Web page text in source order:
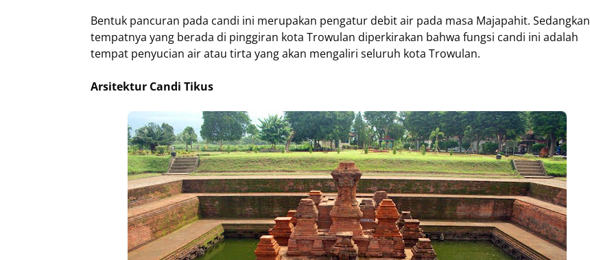
Bentuk pancuran pada candi ini merupakan pengatur debit air pada masa Majapahit. Sedangkan
tempatnya yang berada di pinggiran kota Trowulan diperkirakan bahwa fungsi candi ini adalah
tempat penyucian air atau tirta yang akan mengaliri seluruh kota Trowulan.
Arsitektur Candi Tikus